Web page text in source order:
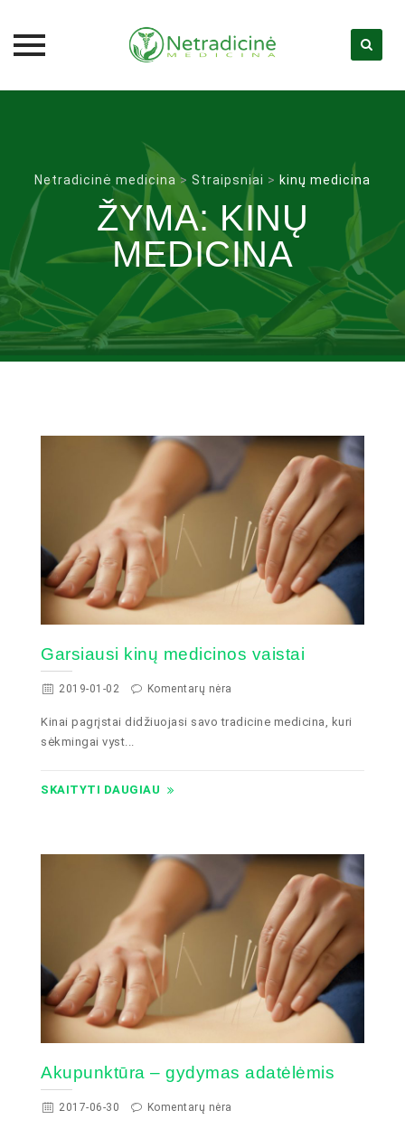
Netradicinė medicina > Straipsniai > kinų medicina
ŽYMA:KINŲ
MEDICINA
Garsiausi kinų medicinos vaistai
2019-01-02 Komentarų nėra
Kinai pagrįstai didžiuojasi savo tradicine medicina, kuri
sėkmingai vyst...
SKAITYTI DAUGIAU
Akupunktūra – gydymas adatėlėmis
2017-06-30 Komentarų nėra